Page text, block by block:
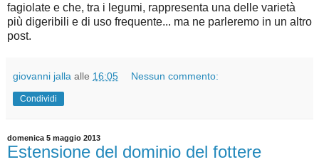
fagiolate e che, tra i legumi, rappresenta una delle varietà
più digeribili e di uso frequente... ma ne parleremo in un altro
post.
giovanni jalla alle 16:05 Nessun commento:
Condividi
domenica 5 maggio 2013
Estensione del dominio del fottere